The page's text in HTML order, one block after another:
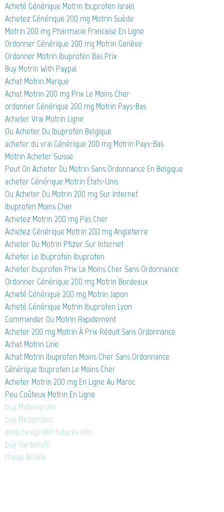
Acheté Générique Motrin Ibuprofen Israël
Achetez Générique 200 mg Motrin Suède
Motrin 200 mg Pharmacie Francaise En Ligne
Ordonner Générique 200 mg Motrin Genève
Ordonner Motrin Ibuprofen Bas Prix
Buy Motrin With Paypal
Achat Motrin Marque
Achat Motrin 200 mg Prix Le Moins Cher
ordonner Générique 200 mg Motrin Pays-Bas
Acheter Vrai Motrin Ligne
Ou Acheter Du Ibuprofen Belgique
acheter du vrai Générique 200 mg Motrin Pays-Bas
Motrin Acheter Suisse
Peut On Acheter Du Motrin Sans Ordonnance En Belgique
acheter Générique Motrin États-Unis
Ou Acheter Du Motrin 200 mg Sur Internet
Ibuprofen Moins Cher
Achetez Motrin 200 mg Pas Cher
Achetez Générique Motrin 200 mg Angleterre
Acheter Du Motrin Pfizer Sur Internet
Acheter Le Ibuprofen Ibuprofen
Acheter Ibuprofen Prix Le Moins Cher Sans Ordonnance
Ordonner Générique 200 mg Motrin Bordeaux
Acheté Générique 200 mg Motrin Japon
Acheté Générique Motrin Ibuprofen Lyon
Commander Du Motrin Rapidement
Acheter 200 mg Motrin À Prix Réduit Sans Ordonnance
Achat Motrin Line
Achat Motrin Ibuprofen Moins Cher Sans Ordonnance
Générique Ibuprofen Le Moins Cher
Acheter Motrin 200 mg En Ligne Au Maroc
Peu Coûteux Motrin En Ligne
buy Mebeverine
buy Metoprolol
www.bestprofit-futures.info
buy Vardenafil
cheap Artane